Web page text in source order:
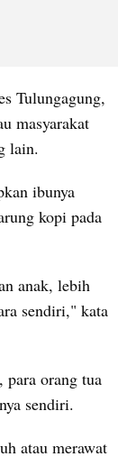
Tulungagung,
masyarakat
lain.
ibunya
kopi pada
anak, lebih
sendiri," kata
orang tua
sendiri.
atau merawat